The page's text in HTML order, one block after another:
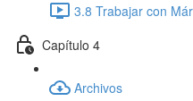
3.8 Trabajar con
Capítulo 4
Archivos